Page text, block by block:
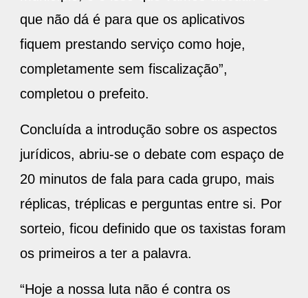
que não dá é para que os aplicativos
fiquem prestando serviço como hoje,
completamente sem fiscalização”,
completou o prefeito.
Concluída a introdução sobre os aspectos
jurídicos, abriu-se o debate com espaço de
20 minutos de fala para cada grupo, mais
réplicas, tréplicas e perguntas entre si. Por
sorteio, ficou definido que os taxistas foram
os primeiros a ter a palavra.
“Hoje a nossa luta não é contra os